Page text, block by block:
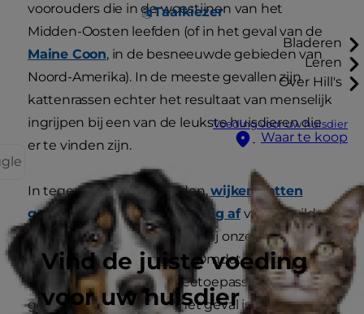
Taalkiezer
Bladeren
Leren
Over Hill's
Voeding voor uw huisdier
Waar te koop
Vind de juiste voeding
voor uw huisdier
voorouders die in de woestijnen van het
Midden-Oosten leefden (of in het geval van de
Maine Coon, in de besneeuwde gebieden van
Noord-Amerika). In de meeste gevallen zijn
kattenrassen echter het resultaat van menselijk
ingrijpen bij een van de leukste huisdieren die
er te vinden zijn.
In tegenstelling tot honden,wijken katten
genetisch gezien zeer weinig afvan de wilde
katten die ooit rondhingen bij onze
eeuwenoude boerderijen. Omdat katten nooit
voor specifieke jaag- of veetoepassingen zijn
gefokt zoals bij honden het geval is, zijn de